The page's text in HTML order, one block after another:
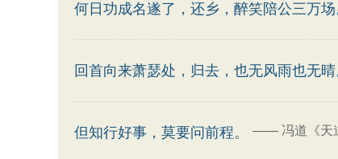
何日功成名遂了，还乡，醉笑陪公三万场
回首向来萧瑟处，归去，也无风雨也无晴
但知行好事，莫要问前程。 —— 冯道《天